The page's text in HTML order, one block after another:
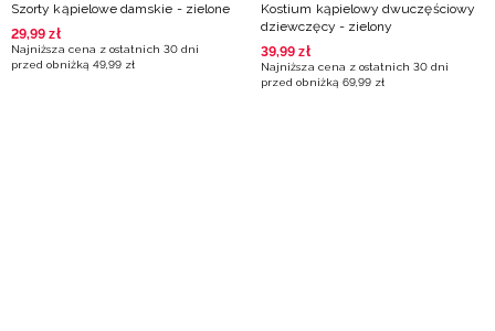
Szorty kąpielowe damskie - zielone
29,99 zł
Najniższa cena z ostatnich 30 dni
przed obniżką 49,99 zł
Kostium kąpielowy dwuczęściowy
dziewczęcy - zielony
39,99 zł
Najniższa cena z ostatnich 30 dni
przed obniżką 69,99 zł
Ukraiński / UAH